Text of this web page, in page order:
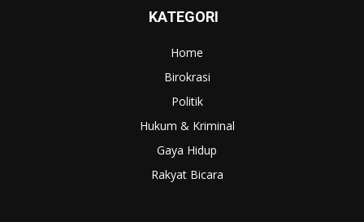
KATEGORI
Home
Birokrasi
Politik
Hukum & Kriminal
Gaya Hidup
Rakyat Bicara